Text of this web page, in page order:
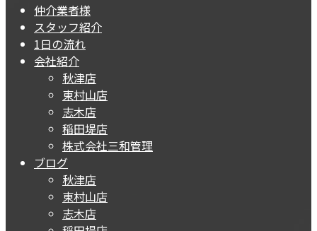
仲介業者様
スタッフ紹介
1日の流れ
会社紹介
秋津店
東村山店
志木店
稲田堤店
株式会社三和管理
ブログ
秋津店
東村山店
志木店